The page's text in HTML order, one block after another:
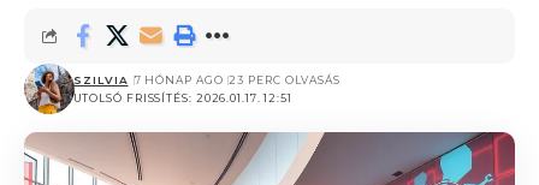
UTOLSÓ FRISSÍTÉS: 2026.01.17. 12:51
SZILVIA 7 HÓNAP AGO 23 PERC OLVASÁS